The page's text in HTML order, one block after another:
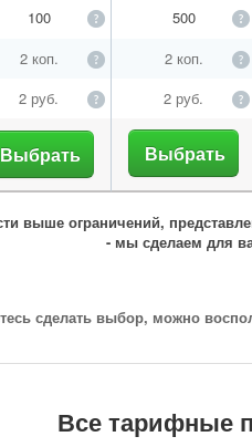
100 500
2 коп. 2 коп.
2 руб. 2 руб.
Выбрать Выбрать
выше ограничений,
- мы сделаем для
сделать выбор, можно
Все тарифные